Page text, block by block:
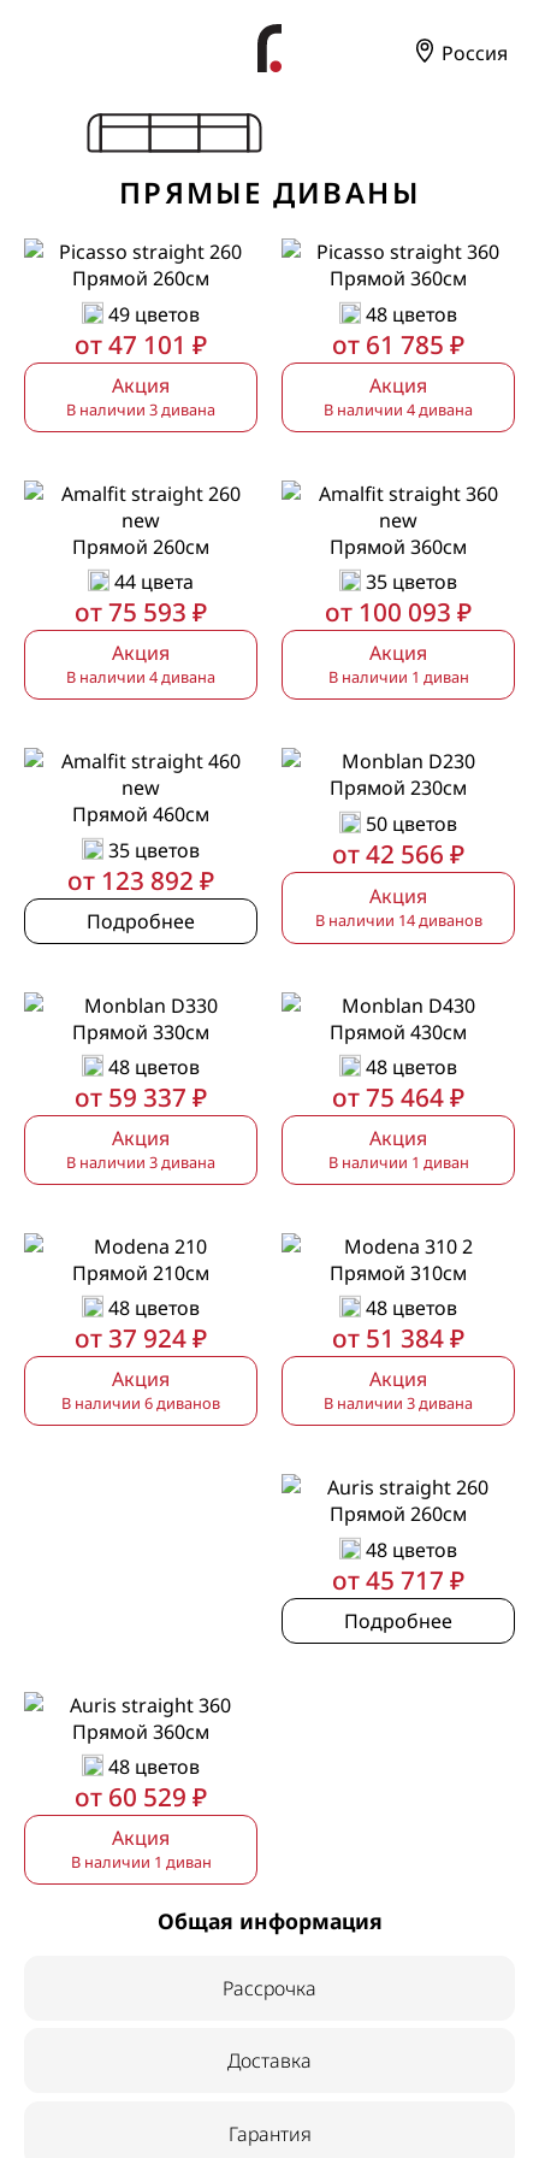
Россия
ПРЯМЫЕ ДИВАНЫ
Прямой 260см
49 цветов
от 47 101 ₽
Акция
В наличии 3 дивана
Прямой 360см
48 цветов
от 61 785 ₽
Акция
В наличии 4 дивана
Прямой 260см
44 цвета
от 75 593 ₽
Акция
В наличии 4 дивана
Прямой 360см
35 цветов
от 100 093 ₽
Акция
В наличии 1 диван
Прямой 460см
35 цветов
от 123 892 ₽
Подробнее
Прямой 230см
50 цветов
от 42 566 ₽
Акция
В наличии 14 диванов
Прямой 330см
48 цветов
от 59 337 ₽
Акция
В наличии 3 дивана
Прямой 430см
48 цветов
от 75 464 ₽
Акция
В наличии 1 диван
Прямой 210см
48 цветов
от 37 924 ₽
Акция
В наличии 6 диванов
Прямой 310см
48 цветов
от 51 384 ₽
Акция
В наличии 3 дивана
Прямой 260см
48 цветов
от 45 717 ₽
Подробнее
Прямой 360см
48 цветов
от 60 529 ₽
Акция
В наличии 1 диван
Общая информация
Рассрочка
Доставка
Гарантия